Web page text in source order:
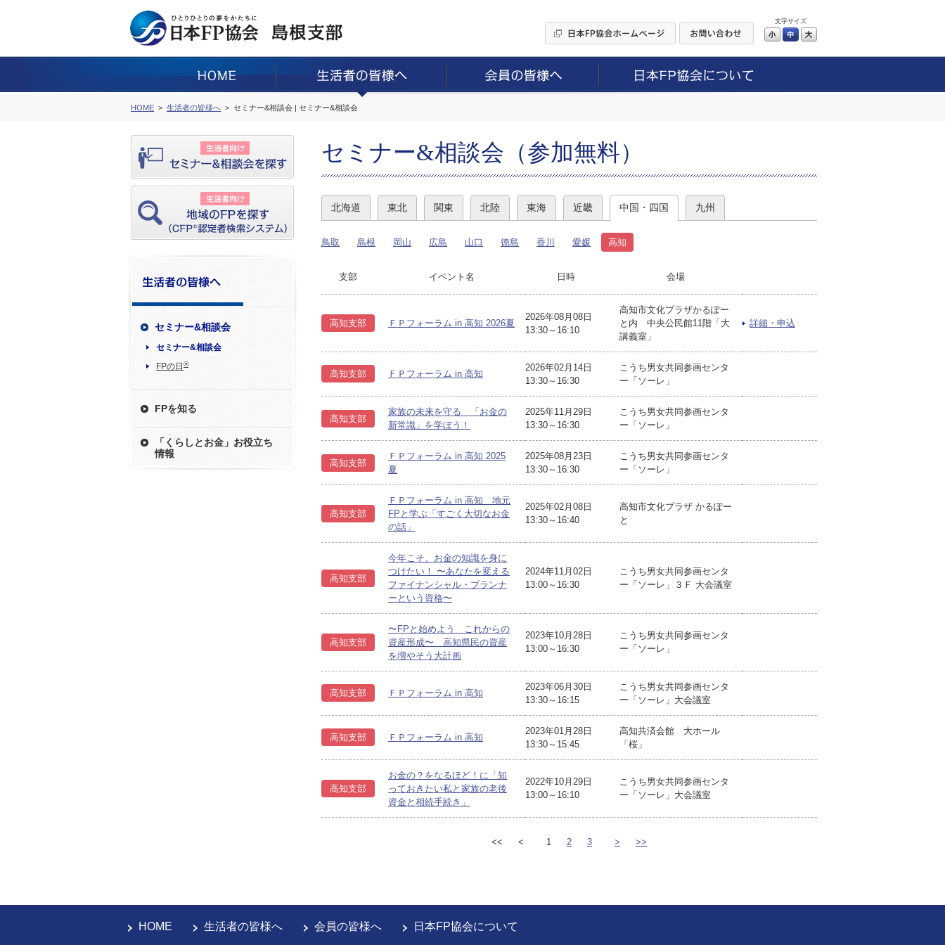
文字サイズ
小 中
HOME 生活者の皆様へ セミナー&相談会 | セミナー&相談会
セミナー&相談会
セミナー&相談会
FPの日 ®
FPを知る
「くらしとお金」お役立ち
情報
セミナー&相談会（参加無料）
北海道 東北 関東 北陸 東海 近畿 中国・四国 九州
鳥取 島根 岡山 広島 山口 徳島 香川 愛媛 高知
支部 イベント名 日時 会場
高知支部 ＦＰフォーラム in 高知 2026夏
2026年08月08日
13:30～16:10
高知市文化プラザかるぽー
と内 中央公民館11階「大
講義室」
詳細・申込
高知支部 ＦＰフォーラム in 高知
2026年02月14日
13:30～16:30
こうち男女共同参画センタ
ー「ソーレ」
高知支部
家族の未来を守る 「お金の
新常識」を学ぼう！
2025年11月29日
13:30～16:30
こうち男女共同参画センタ
ー「ソーレ」
高知支部
ＦＰフォーラム in 高知 2025
夏
2025年08月23日
13:30～16:30
こうち男女共同参画センタ
ー「ソーレ」
高知支部
ＦＰフォーラム in 高知 地元
FPと学ぶ「すごく大切なお金
の話」
2025年02月08日
13:30～16:40
高知市文化プラザ かるぽー
と
高知支部
今年こそ、お金の知識を身に
つけたい！ 〜あなたを変える
ファイナンシャル・プランナ
ーという資格〜
2024年11月02日
13:00～16:30
こうち男女共同参画センタ
ー「ソーレ」３Ｆ 大会議室
高知支部
〜FPと始めよう これからの
資産形成〜 高知県民の資産
を増やそう大計画
2023年10月28日
13:00～16:30
こうち男女共同参画センタ
ー「ソーレ」
高知支部 ＦＰフォーラム in 高知
2023年06月30日
13:30～16:15
こうち男女共同参画センタ
ー「ソーレ」大会議室
高知支部 ＦＰフォーラム in 高知
2023年01月28日
13:30～15:45
高知共済会館 大ホール
「桜」
高知支部
お金の？をなるほど！に「知
っておきたい私と家族の老後
資金と相続手続き」
2022年10月29日
13:00～16:10
こうち男女共同参画センタ
ー「ソーレ」大会議室
<< < 1 2 3 > >>
HOME 生活者の皆様へ 会員の皆様へ 日本FP協会について